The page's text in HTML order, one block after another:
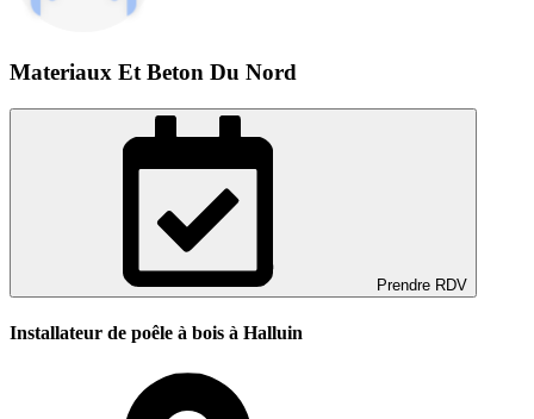
Materiaux Et Beton Du Nord
Prendre RDV
Installateur de poêle à bois à Halluin